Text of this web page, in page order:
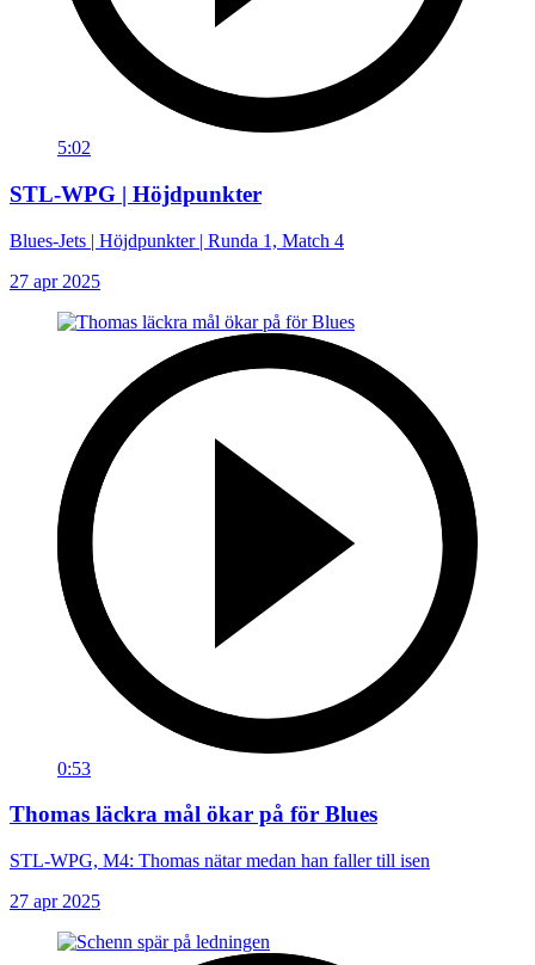
5:02
STL-WPG | Höjdpunkter
Blues-Jets | Höjdpunkter | Runda 1, Match 4
27 apr 2025
0:53
Thomas läckra mål ökar på för Blues
STL-WPG, M4: Thomas nätar medan han faller till isen
27 apr 2025